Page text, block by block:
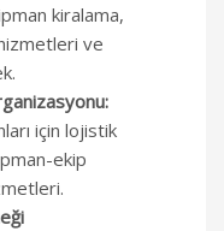
kiralama,
ve
için lojistik
ekip